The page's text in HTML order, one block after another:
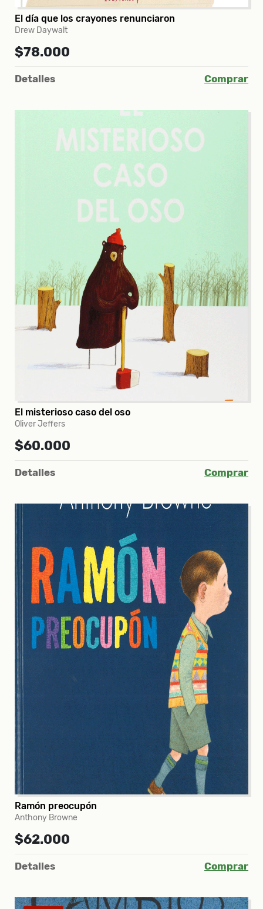
El día que los crayones renunciaron
Drew Daywalt
$78.000
Detalles Comprar
El misterioso caso del oso
Oliver Jeffers
$60.000
Detalles Comprar
Ramón preocupón
Anthony Browne
$62.000
Detalles Comprar